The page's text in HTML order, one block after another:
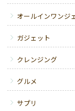
オールインワンジ
ガジェット
クレンジング
グルメ
サプリ